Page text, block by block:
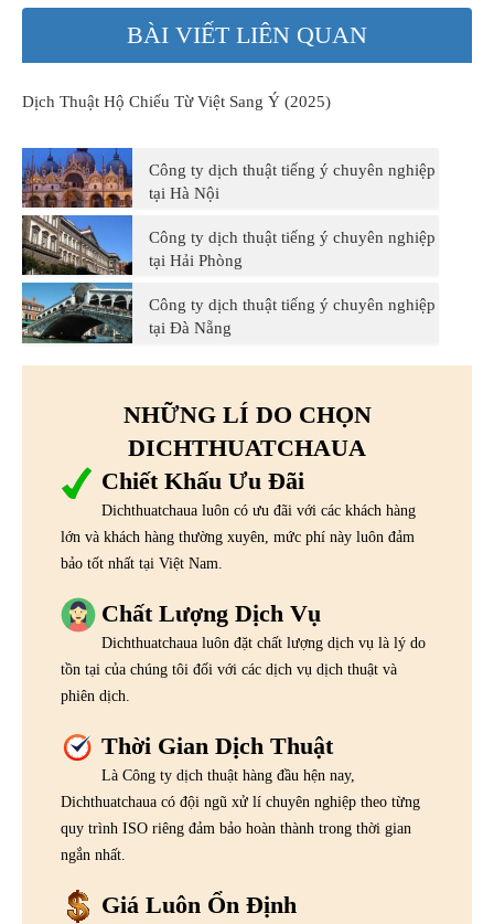
BÀI VIẾT LIÊN QUAN
Dịch Thuật Hộ Chiếu Từ Việt Sang Ý (2025)
Công ty dịch thuật tiếng ý chuyên nghiệp
tại Hà Nội
Công ty dịch thuật tiếng ý chuyên nghiệp
tại Hải Phòng
Công ty dịch thuật tiếng ý chuyên nghiệp
tại Đà Nẵng
NHỮNG LÍ DO CHỌN
DICHTHUATCHAUA
Chiết Khấu Ưu Đãi
Dichthuatchaua luôn có ưu đãi với các khách hàng
lớn và khách hàng thường xuyên, mức phí này luôn đảm
bảo tốt nhất tại Việt Nam.
Chất Lượng Dịch Vụ
Dichthuatchaua luôn đặt chất lượng dịch vụ là lý do
tồn tại của chúng tôi đối với các dịch vụ dịch thuật và
phiên dịch.
Thời Gian Dịch Thuật
Là Công ty dịch thuật hàng đầu hện nay,
Dichthuatchaua có đội ngũ xử lí chuyên nghiệp theo từng
quy trình ISO riêng đảm bảo hoàn thành trong thời gian
ngắn nhất.
Giá Luôn Ổn Định